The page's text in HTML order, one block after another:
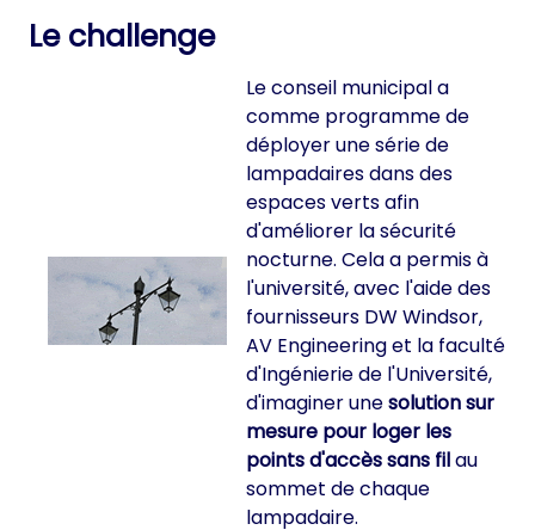
Le challenge
Le conseil municipal a
comme programme de
déployer une série de
lampadaires dans des
espaces verts afin
d'améliorer la sécurité
nocturne. Cela a permis à
l'université, avec l'aide des
fournisseurs DW Windsor,
AV Engineering et la faculté
d'Ingénierie de l'Université,
d'imaginer unesolution sur
mesure pour loger les
points d'accès sans filau
sommet de chaque
lampadaire.